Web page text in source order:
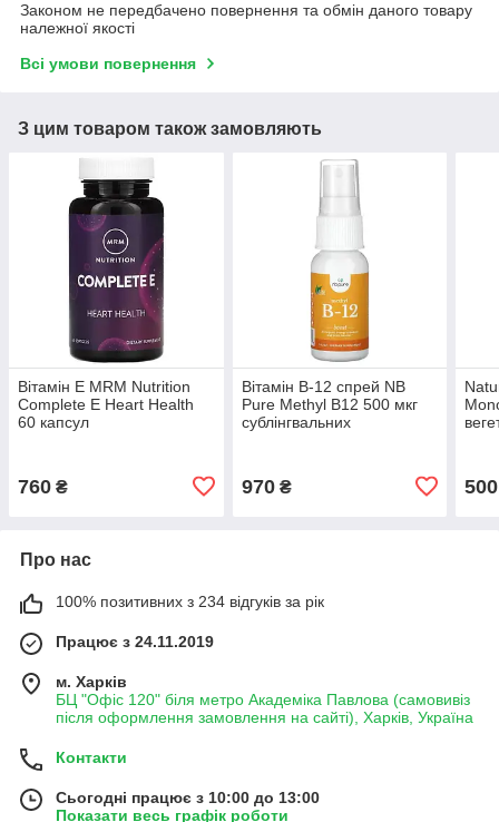
Законом не передбачено повернення та обмін даного товару
належної якості
Всі умови повернення
З цим товаром також замовляють
Вітамін Е MRM Nutrition
Complete E Heart Health
60 капсул
760 ₴
Вітамін B-12 спрей NB
Pure Methyl B12 500 мкг
сублінгвальних
970₴ 500
Про нас
100% позитивних з 234 відгуків за рік
Працює з 24.11.2019
м. Харків
БЦ "Офіс 120" біля метро Академіка Павлова (самовивіз
після оформлення замовлення на сайті), Харків, Україна
Контакти
Сьогодні працює з 10:00 до 13:00
Показати весь графік роботи